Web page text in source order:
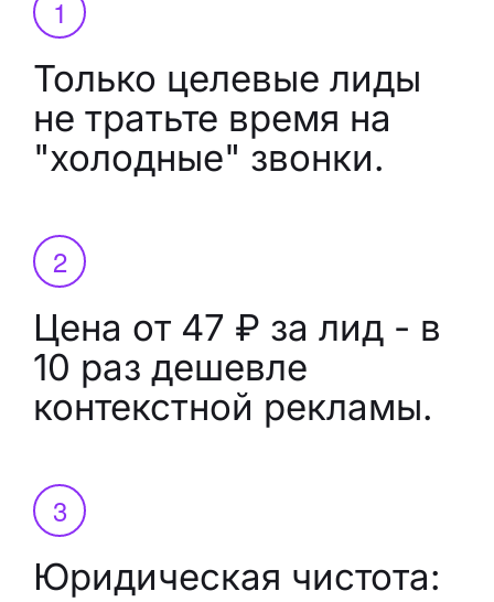
Только целевые лиды
не тратьте время на
"холодные" звонки.
Цена от 47 ₽ за лид - в
10 раз дешевле
контекстной рекламы.
Юридическая чистота: